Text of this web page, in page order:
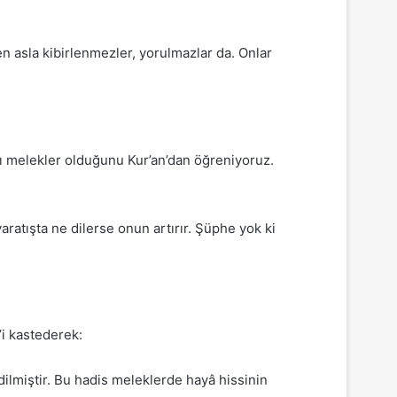
asla kibirlenmezler, yorulmazlar da. Onlar
olduğunu Kur’an’dan öğreniyoruz.
ne dilerse onun artırır. Şüphe yok ki
kastederek:
Bu hadis meleklerde hayâ hissinin